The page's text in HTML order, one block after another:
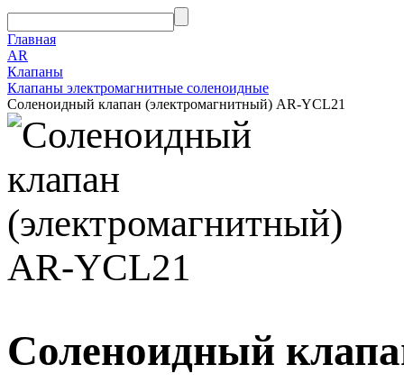
Главная
AR
Клапаны
Клапаны электромагнитные соленоидные
Соленоидный клапан (электромагнитный) AR-YCL21
Соленоидный